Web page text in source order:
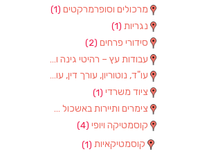
מרכולים וסופרמרקטים (1)
נגריות (1)
סידורי פרחים (2)
עבודות עץ – רהיטי גינה וגן
עו"ד, נוטוריון, עורך דין, עורכי דין
ציוד משרדי (1)
צימרים ותיירות באשכול (7)
קוסמטיקה ויופי (4)
קוסמטיקאיות (1)